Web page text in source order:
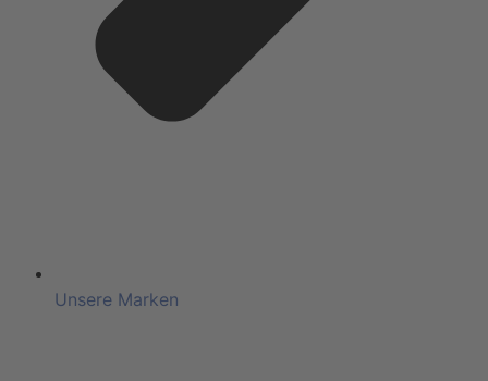
Unsere Marken